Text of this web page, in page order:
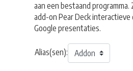
aan een bestaand programma.
add-on Pear Deck interactieve
Google presentaties.
Alias(sen):